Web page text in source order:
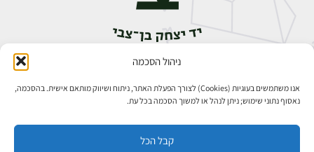
ניהול הסכמה
אנו משתמשים בעוגיות (Cookies) לצורך הפעלת האתר, ניתוח ושיווק מותאם אישית. בהסכמה,
נאסוף נתוני שימוש; ניתן לנהל או למשוך הסכמה בכל עת.
קבל הכל
אבן גבירול 14, רחביה, ירושלים